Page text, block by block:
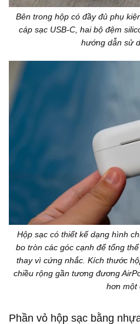
Bên trong hộp có đầy đủ phụ
cáp sạc USB-C, hai bộ đệm
hướng dẫn sử
Hộp sạc có thiết kế dạng hình
bo tròn các góc cạnh để tổng
thay vì cứng nhắc. Kích thước
chiều rộng gần tương đương
hơn một
Phần vỏ hộp sạc bằng